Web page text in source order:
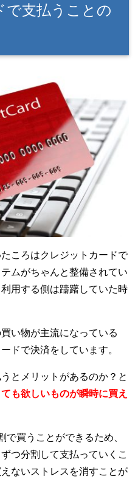
で支払うことの
ころはクレジットカードで
ムがちゃんと整備されてい
用する側は躊躇していた時
い物が主流になっている
ドで決済をしています。
とメリットがあるのか？と
も欲しいものが瞬時に買え
買うことができるため、
つ分割して支払っていくこ
ないストレスを消すことが